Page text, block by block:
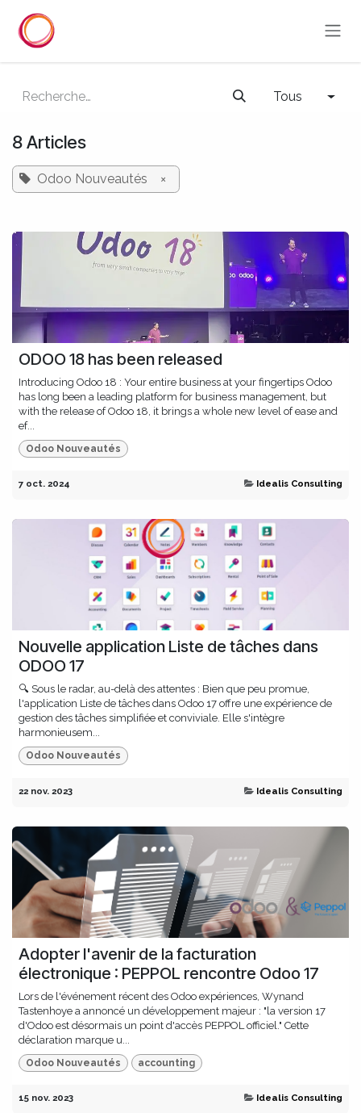
Tous
8 Articles
Odoo Nouveautés ×
ODOO 18 has been released
Introducing Odoo 18 : Your entire business at your fingertips Odoo
has long been a leading platform for business management, but
with the release of Odoo 18, it brings a whole new level of ease and
ef...
Odoo Nouveautés
7 oct. 2024 Idealis Consulting
Nouvelle application Liste de tâches dans
ODOO 17
🔍 Sous le radar, au-delà des attentes : Bien que peu promue,
l'application Liste de tâches dans Odoo 17 offre une expérience de
gestion des tâches simplifiée et conviviale. Elle s'intègre
harmonieusem...
Odoo Nouveautés
22 nov. 2023 Idealis Consulting
Adopter l'avenir de la facturation
électronique : PEPPOL rencontre Odoo 17
Lors de l'événement récent des Odoo expériences, Wynand
Tastenhoye a annoncé un développement majeur : "la version 17
d'Odoo est désormais un point d'accès PEPPOL officiel." Cette
déclaration marque u...
Odoo Nouveautés accounting
15 nov. 2023 Idealis Consulting